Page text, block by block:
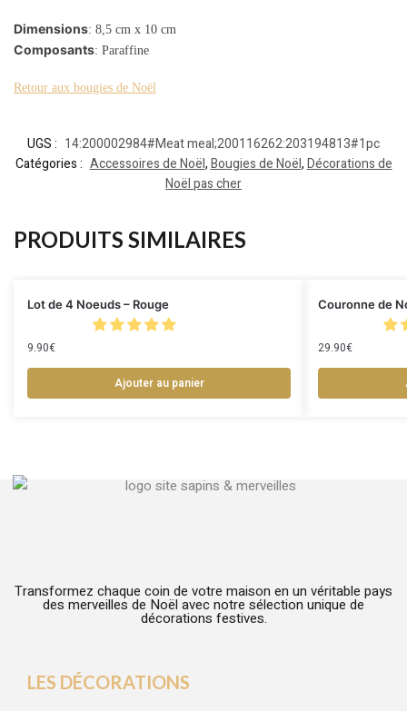
Dimensions: 8,5 cm x 10 cm
Composants: Paraffine
Retour aux bougies de Noël
UGS : 14:200002984#Meat meal;200116262:203194813#1pc
Catégories : Accessoires de Noël,Bougies de Noël,Décorations de
Noël pas cher
PRODUITS SIMILAIRES
Lot de 4 Noeuds – Rouge
9.90€
Ajouter au panier
Couronne de
29.90€
Transformez chaque coin de votre maison en un véritable pays
des merveilles de Noël avec notre sélection unique de
décorations festives.
LES DÉCORATIONS